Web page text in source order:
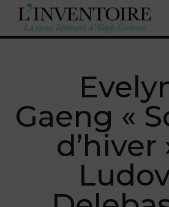
Gaeng «
d’hiver